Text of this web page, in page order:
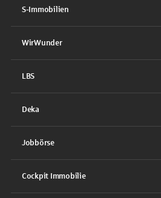
S-Immobilien
WirWunder
LBS
Deka
Jobbörse
Cockpit Immobilie